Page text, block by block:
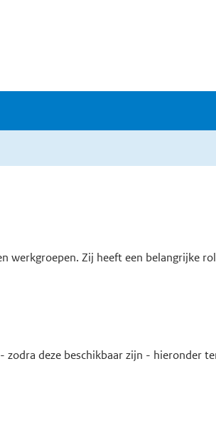
werkgroepen. Zij heeft een belangrijke
zodra deze beschikbaar zijn - hieronder